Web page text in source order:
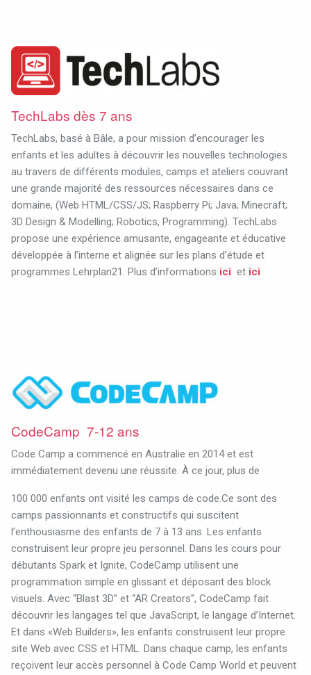
TechLabs dès 7 ans
TechLabs, basé à Bâle, a pour mission d’encourager les
enfants et les adultes à découvrir les nouvelles technologies
au travers de différents modules, camps et ateliers couvrant
une grande majorité des ressources nécessaires dans ce
domaine, (Web HTML/CSS/JS; Raspberry Pi; Java; Minecraft;
3D Design & Modelling; Robotics, Programming). TechLabs
propose une expérience amusante, engageante et éducative
développée à l’interne et alignée sur les plans d’étude et
programmes Lehrplan21. Plus d’informations ici et ici
CodeCamp 7-12 ans
Code Camp a commencé en Australie en 2014 et est
immédiatement devenu une réussite. À ce jour, plus de
100 000 enfants ont visité les camps de code.Ce sont des
camps passionnants et constructifs qui suscitent
l’enthousiasme des enfants de 7 à 13 ans. Les enfants
construisent leur propre jeu personnel. Dans les cours pour
débutants Spark et Ignite, CodeCamp utilisent une
programmation simple en glissant et déposant des block
visuels. Avec “Blast 3D” et “AR Creators”, CodeCamp fait
découvrir les langages tel que JavaScript, le langage d’Internet.
Et dans «Web Builders», les enfants construisent leur propre
site Web avec CSS et HTML. Dans chaque camp, les enfants
reçoivent leur accès personnel à Code Camp World et peuvent